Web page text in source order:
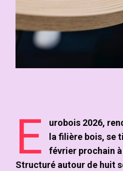
E
urobois 2026,
la filière bois, se
février prochain à
Structuré autour de huit